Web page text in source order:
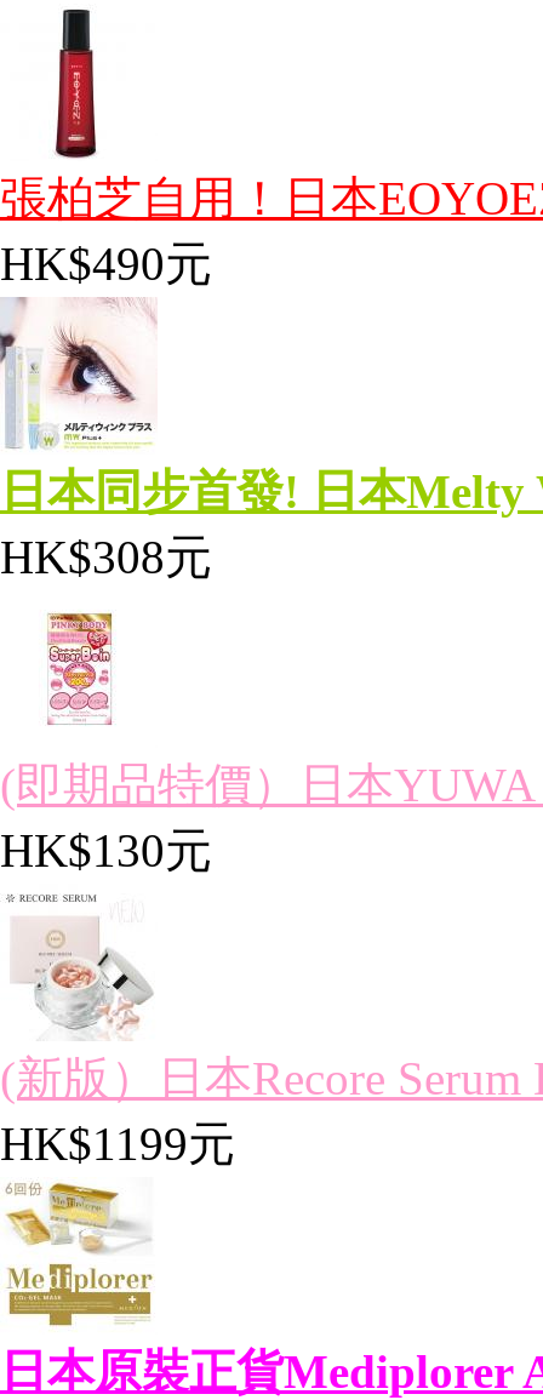
張柏芝自用！日本
HK$490元
日本同步首發! 日本Melty
HK$308元
(即期品特價）日本
HK$130元
(新版）日本Recore Serum
HK$1199元
日本原裝正貨Mediplorer